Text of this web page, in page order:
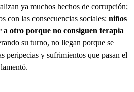
ya muchos hechos de corrupción;
con las consecuencias sociales: niños
otro porque no consiguen terapia
su turno, no llegan porque se
peripecias y sufrimientos que pasan el